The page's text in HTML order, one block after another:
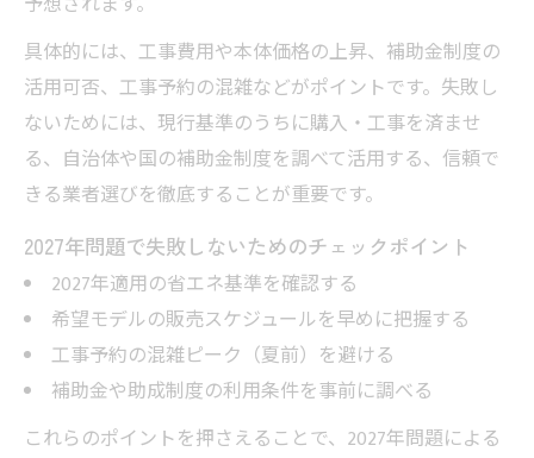
2027年問題直前の賢いエアコン工事対策
エアコン工事で損しないための2027年問題
直前対策
2027年問題前に考えるエアコン工事のポイ
エアコン工事と補助金活用術の最新情報
駆け込み需要で失敗しないエアコン工事の
方法
エアコン工事と2027年問題対策の実践例
具体的には、工事費用や本体価格の上昇、補助金制度の
活用可否、工事予約の混雑などがポイントです。失敗し
ないためには、現行基準のうちに購入・工事を済ませ
る、自治体や国の補助金制度を調べて活用する、信頼で
きる業者選びを徹底することが重要です。
2027年問題で失敗しないためのチェックポイント
2027年適用の省エネ基準を確認する
希望モデルの販売スケジュールを早めに把握する
工事予約の混雑ピーク（夏前）を避ける
補助金や助成制度の利用条件を事前に調べる
これらのポイントを押さえることで、2027年問題による